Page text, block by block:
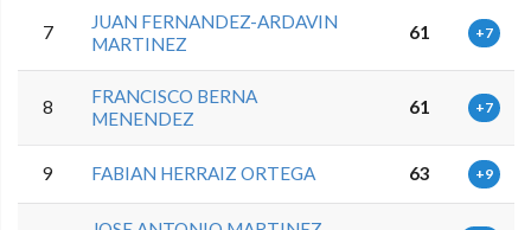
7
JUAN FERNANDEZ-ARDAVIN
MARTINEZ
61 +7
8
FRANCISCO BERNA
MENENDEZ
61 +7
9 FABIAN HERRAIZ ORTEGA 63 +9